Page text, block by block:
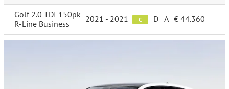
Golf 2.0 TDI 150pk
R-Line Business
2021 - 2021 C D A € 44.360